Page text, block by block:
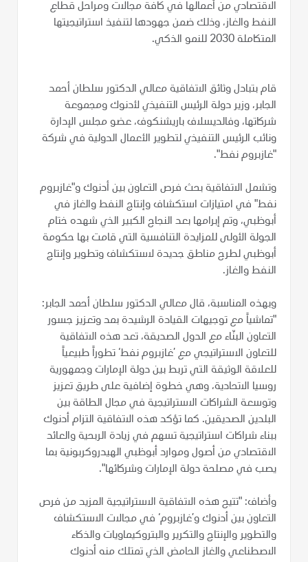
الاقتصادي من أعمالها في كافة مجالات ومراحل قطاع
النفط والغاز، وذلك ضمن جهودها لتنفيذ استراتيجيتها
المتكاملة 2030 للنمو الذكي.
قام بتبادل وثائق الاتفاقية معالي الدكتور سلطان أحمد
الجابر، وزير دولة الرئيس التنفيذي لأدنوك ومجموعة
شركاتها، وفالديسلاف باريشنكوف، عضو مجلس الإدارة
ونائب الرئيس التنفيذي لتطوير الأعمال الدولية في شركة
"غازبروم نفط".
وتشمل الاتفاقية بحث فرص التعاون بين أدنوك و"غازبروم
نفط" في امتيازات استكشاف وإنتاج النفط والغاز في
أبوظبي، وتم إبرامها بعد النجاح الكبير الذي شهده ختام
الجولة الأولى للمزايدة التنافسية التي قامت بها حكومة
أبوظبي لطرح مناطق جديدة لاستكشاف وتطوير وإنتاج
النفط والغاز.
وبهذه المناسبة، قال معالي الدكتور سلطان أحمد الجابر:
"تماشياً مع توجيهات القيادة الرشيدة بمد وتعزيز جسور
التعاون البنّاء مع الدول الصديقة، تعد هذه الاتفاقية
للتعاون الاستراتيجي مع ’غازبروم نفط‘ تطوراً طبيعياً
للعلاقة الوثيقة التي تربط بين دولة الإمارات وجمهورية
روسيا الاتحادية، وهي خطوة إضافية على طريق تعزيز
وتوسعة الشراكات الاستراتيجية في مجال الطاقة بين
البلدين الصديقين. كما تؤكد هذه الاتفاقية التزام أدنوك
ببناء شراكات استراتيجية تسهم في زيادة الربحية والعائد
الاقتصادي من أصول وموارد أبوظبي الهيدروكربونية بما
يصب في مصلحة دولة الإمارات وشركائها".
وأضاف: "تتيح هذه الاتفاقية الاستراتيجية المزيد من فرص
التعاون بين أدنوك و’غازبروم‘ في مجالات الاستكشاف
والتطوير والإنتاج والتكرير والبتروكيماويات والذكاء
الاصطناعي والغاز الحامض الذي تمتلك منه أدنوك